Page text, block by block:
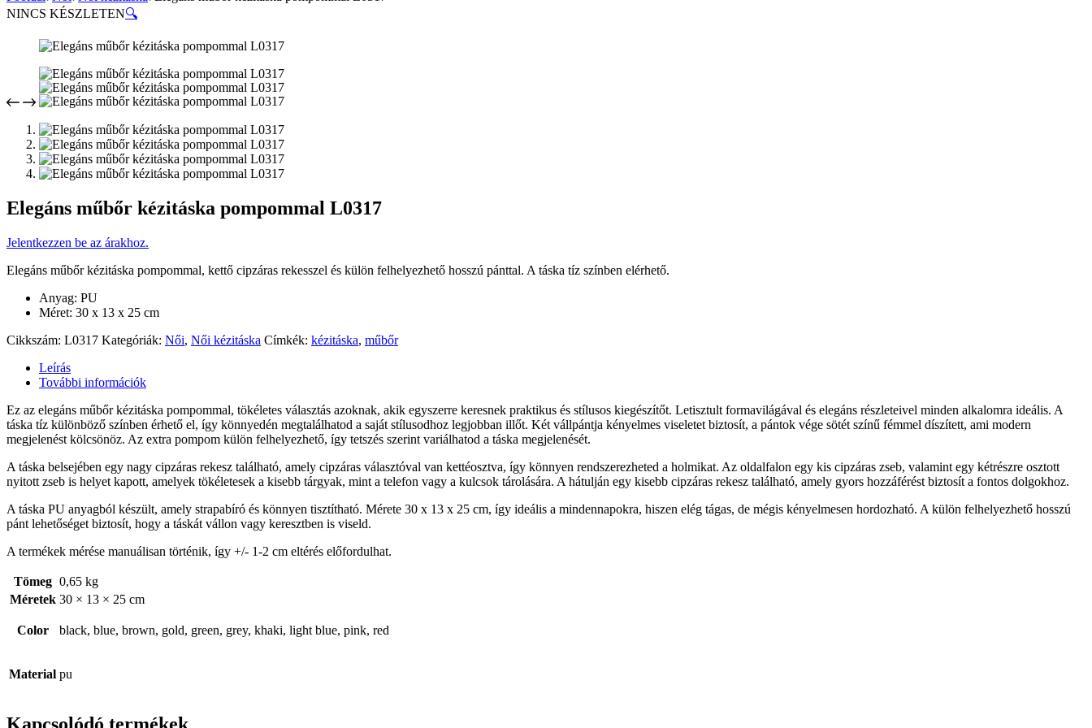
NINCS KÉSZLETEN🔍
Elegáns műbőr kézitáska pompommal L0317
Jelentkezzen be az árakhoz.
Elegáns műbőr kézitáska pompommal, kettő cipzáras rekesszel és külön felhelyezhető hosszú pánttal. A táska tíz színben elérhető.
Anyag: PU
Méret: 30 x 13 x 25 cm
Cikkszám: L0317 Kategóriák: Női, Női kézitáska Címkék: kézitáska, műbőr
Leírás
További információk
Ez az elegáns műbőr kézitáska pompommal, tökéletes választás azoknak, akik egyszerre keresnek praktikus és stílusos kiegészítőt. Letisztult formavilágával és elegáns részleteivel minden alkalomra ideális. A
táska tíz különböző színben érhető el, így könnyedén megtalálhatod a saját stílusodhoz legjobban illőt. Két vállpántja kényelmes viseletet biztosít, a pántok vége sötét színű fémmel díszített, ami modern
megjelenést kölcsönöz. Az extra pompom külön felhelyezhető, így tetszés szerint variálhatod a táska megjelenését.
A táska belsejében egy nagy cipzáras rekesz található, amely cipzáras választóval van kettéosztva, így könnyen rendszerezheted a holmikat. Az oldalfalon egy kis cipzáras zseb, valamint egy kétrészre osztott
nyitott zseb is helyet kapott, amelyek tökéletesek a kisebb tárgyak, mint a telefon vagy a kulcsok tárolására. A hátulján egy kisebb cipzáras rekesz található, amely gyors hozzáférést biztosít a fontos dolgokhoz.
A táska PU anyagból készült, amely strapabíró és könnyen tisztítható. Mérete 30 x 13 x 25 cm, így ideális a mindennapokra, hiszen elég tágas, de mégis kényelmesen hordozható. A külön felhelyezhető hosszú
pánt lehetőséget biztosít, hogy a táskát vállon vagy keresztben is viseld.
A termékek mérése manuálisan történik, így +/- 1-2 cm eltérés előfordulhat.
Tömeg 0,65 kg
Méretek 30 × 13 × 25 cm
Color black, blue, brown, gold, green, grey, khaki, light blue, pink, red
Material pu
Kapcsolódó termékek